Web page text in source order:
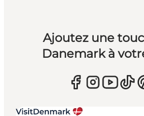
Ajoutez une
Danemark à